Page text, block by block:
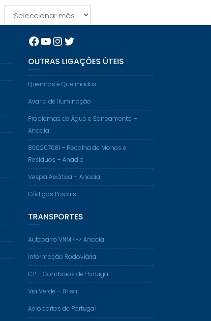
Facebook
YouTube
Instagram
Twitter
OUTRAS LIGAÇÕES ÚTEIS
Queimas e Queimadas
Avaria de Iluminação
Problemas de Água e Saneamento –
Anadia
800207081 – Recolha de Monos e
Resíduos – Anadia
Vespa Asiática – Anadia
Códigos Postais
TRANSPORTES
Autocarro VNM <-> Anadia
Informação Rodoviária
CP – Comboios de Portugal
Via Verde – Brisa
Aeroportos de Portugal